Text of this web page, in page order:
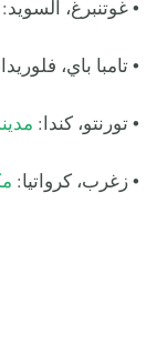
• غوتنبرغ، السويد:
• تامبا باي،
• تورنتو، كندا:
• زغرب، كرواتيا: